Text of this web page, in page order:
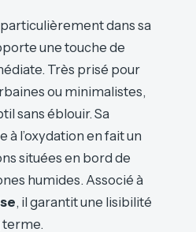
particulièrement dans sa
une touche de
Très prisé pour
ou minimalistes,
sans éblouir. Sa
à l’oxydation en fait un
situées en bord de
humides. Associé à
, il garantit une lisibilité
terme.